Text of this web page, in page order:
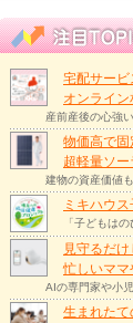
宅配サービ
オンライ
産前産後の心強
物価高で固
超軽量ソー
建物の資産価値
ミキハウ
「子どもは
見守るだ
忙しいママ
AIの専門家や小
生まれた